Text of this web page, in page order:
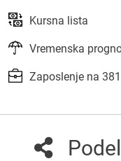
Kursna lista
Vremenska
Zaposlenje na